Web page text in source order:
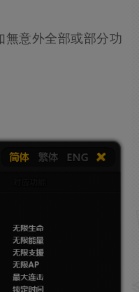
無意外全部或部分功